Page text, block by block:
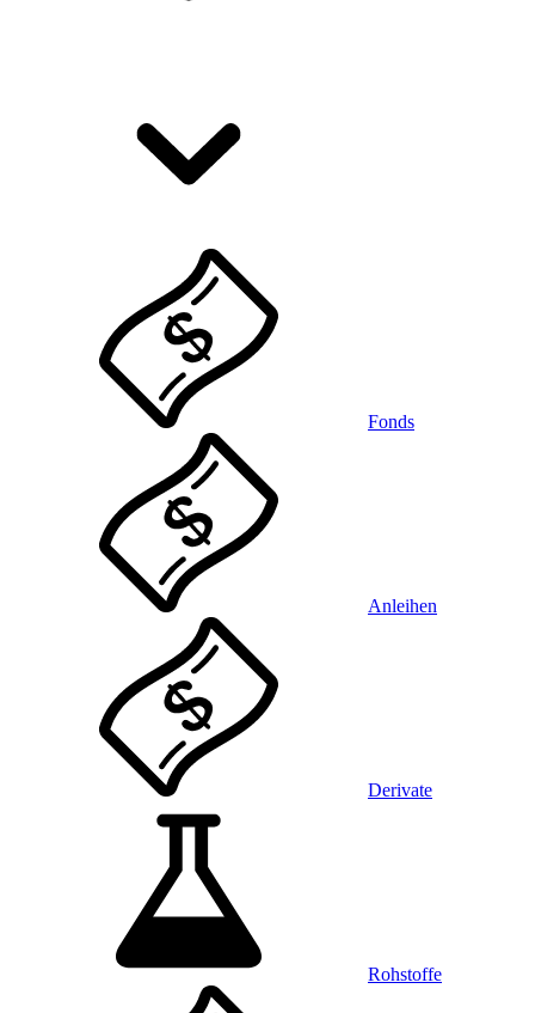
Fonds
Anleihen
Derivate
Rohstoffe